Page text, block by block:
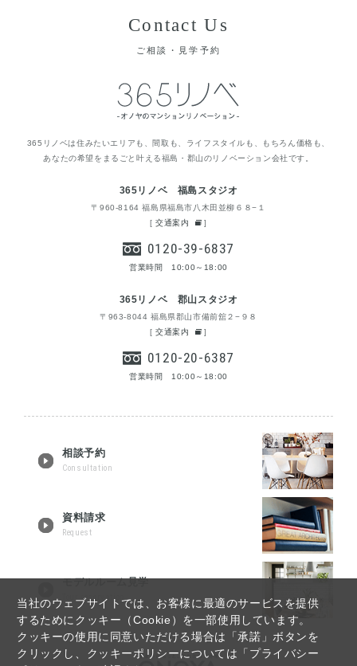
当社のウェブサイトでは、お客様に最適のサービスを提供
するためにクッキー（Cookie）を一部使用しています。
クッキーの使用に同意いただける場合は「承諾」ボタンを
クリックし、クッキーポリシーについては「プライバシー
Contact Us
ご相談・見学予約
365リノベは住みたいエリアも、間取も、ライフスタイルも、もちろん価格も、
あなたの希望をまるごと叶える福島・郡山のリノベーション会社です。
365リノベ 福島スタジオ
〒960-8164 福島県福島市八木田並柳６８−１
[交通案内 ]
0120-39-6837
営業時間 10:00～18:00
365リノベ 郡山スタジオ
〒963-8044 福島県郡山市備前舘２−９８
[交通案内 ]
0120-20-6387
営業時間 10:00～18:00
相談予約
Consultation
資料請求
Request
モデルルーム見学
Tour reservation